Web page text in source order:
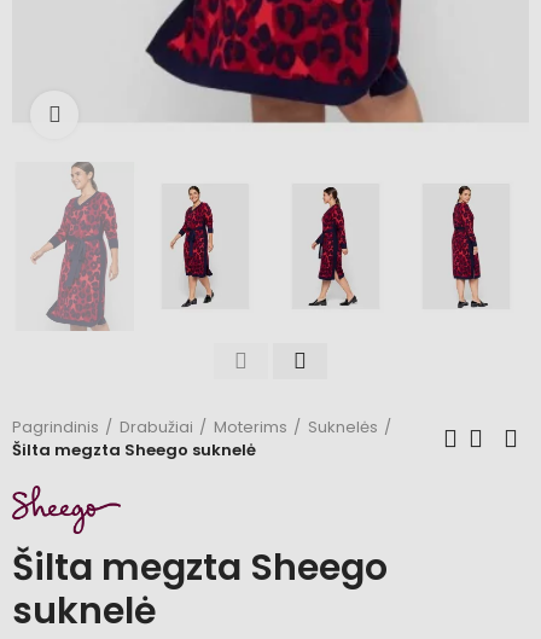
Pagrindinis Drabužiai Moterims
Suknelės
Šilta megzta Sheego suknelė
Šilta megzta Sheego
suknelė